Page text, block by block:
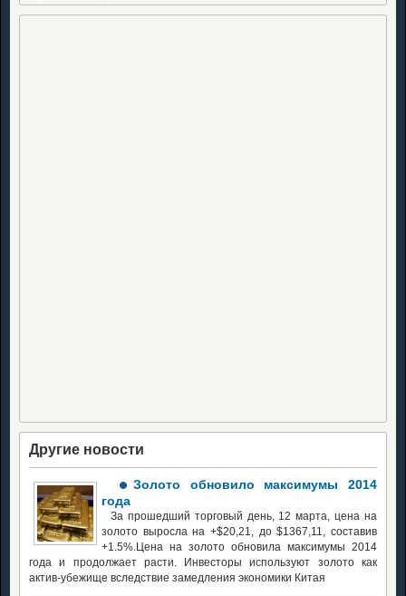
Другие новости
Золото обновило максимумы 2014
года
За прошедший торговый день, 12 марта, цена на
золото выросла на +$20,21, до $1367,11, составив
+1.5%.Цена на золото обновила максимумы 2014
года и продолжает расти. Инвесторы используют золото как
актив-убежище вследствие замедления экономики Китая